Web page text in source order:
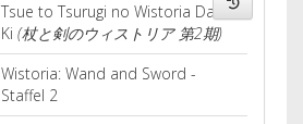
Tsue to Tsurugi no Wistoria Dai 2
Ki (杖と剣のウィストリア 第2期)
Wistoria: Wand and Sword -
Staffel 2